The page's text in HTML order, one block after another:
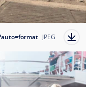
JPEG